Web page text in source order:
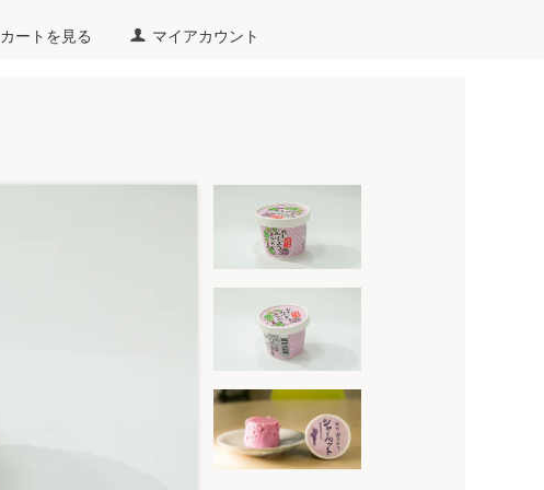
カートを見る マイアカウント